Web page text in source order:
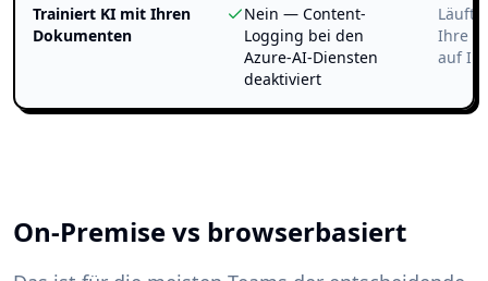
Trainiert KI mit Ihren
Dokumenten
Nein — Content-
Logging bei den
Azure-AI-Diensten
deaktiviert
Läuft
Ihre
auf
On-Premise vs browserbasiert